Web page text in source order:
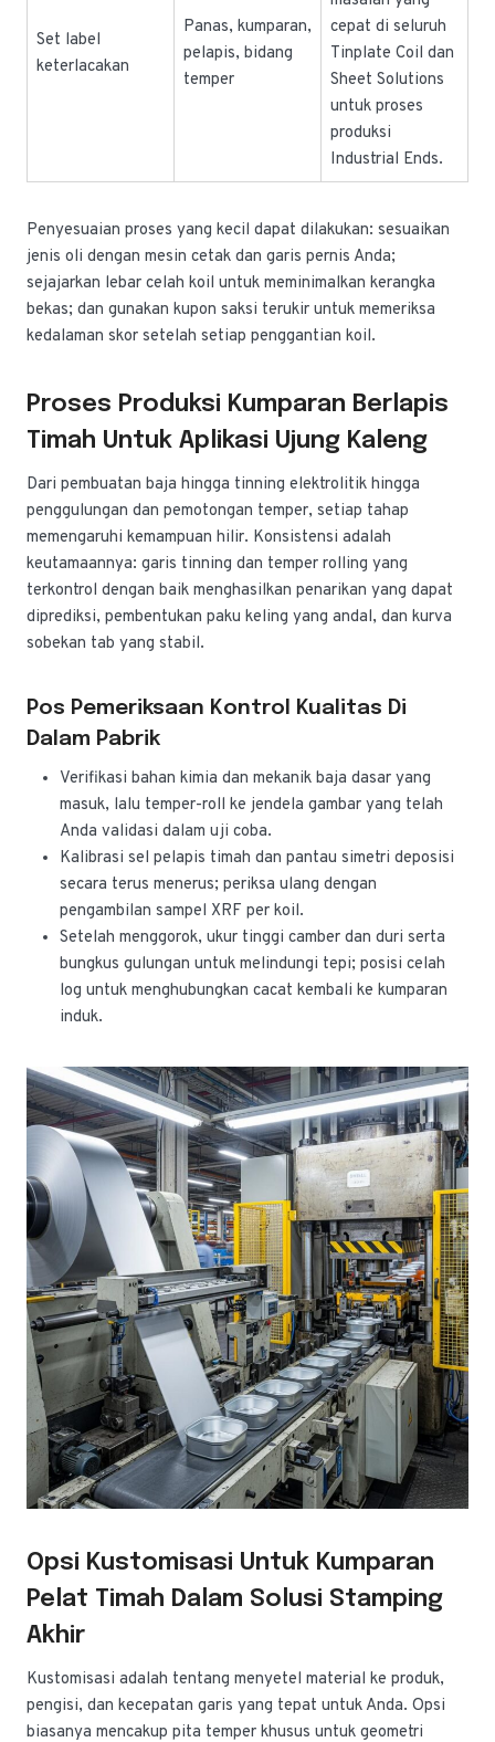
Set label
keterlacakan
Panas, kumparan,
pelapis, bidang
temper
cepat di seluruh
Tinplate Coil dan
Sheet Solutions
untuk proses
produksi
Industrial Ends.
Penyesuaian proses yang kecil dapat dilakukan: sesuaikan
jenis oli dengan mesin cetak dan garis pernis Anda;
sejajarkan lebar celah koil untuk meminimalkan kerangka
bekas; dan gunakan kupon saksi terukir untuk memeriksa
kedalaman skor setelah setiap penggantian koil.
Proses Produksi Kumparan Berlapis
Timah Untuk Aplikasi Ujung Kaleng
Dari pembuatan baja hingga tinning elektrolitik hingga
penggulungan dan pemotongan temper, setiap tahap
memengaruhi kemampuan hilir. Konsistensi adalah
keutamaannya: garis tinning dan temper rolling yang
terkontrol dengan baik menghasilkan penarikan yang dapat
diprediksi, pembentukan paku keling yang andal, dan kurva
sobekan tab yang stabil.
Pos Pemeriksaan Kontrol Kualitas Di
Dalam Pabrik
Verifikasi bahan kimia dan mekanik baja dasar yang
masuk, lalu temper-roll ke jendela gambar yang telah
Anda validasi dalam uji coba.
Kalibrasi sel pelapis timah dan pantau simetri deposisi
secara terus menerus; periksa ulang dengan
pengambilan sampel XRF per koil.
Setelah menggorok, ukur tinggi camber dan duri serta
bungkus gulungan untuk melindungi tepi; posisi celah
log untuk menghubungkan cacat kembali ke kumparan
induk.
Opsi Kustomisasi Untuk Kumparan
Pelat Timah Dalam Solusi Stamping
Akhir
Kustomisasi adalah tentang menyetel material ke produk,
pengisi, dan kecepatan garis yang tepat untuk Anda. Opsi
biasanya mencakup pita temper khusus untuk geometri